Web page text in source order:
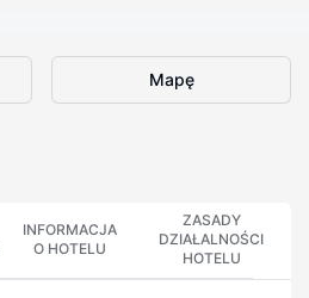
Mapę
INFORMACJA
O HOTELU
ZASADY
DZIAŁALNOŚCI
HOTELU